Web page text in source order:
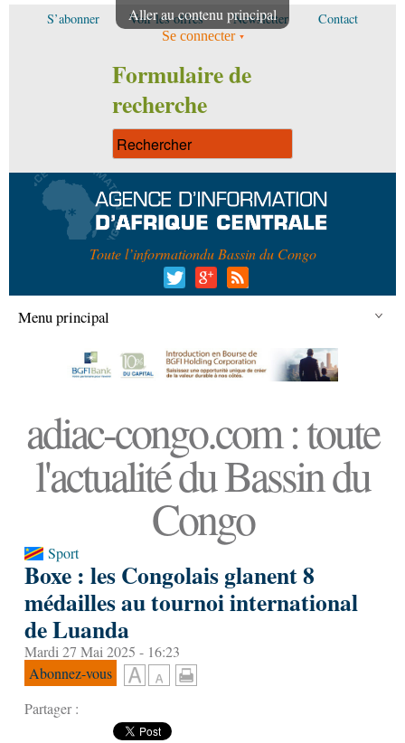
Aller au contenu principal
S’abonner Voir les offres Newsletter Contact
Se connecter
Formulaire de
recherche
Toute l’informationdu Bassin du Congo
Menu principal
adiac-congo.com : toute
l'actualité du Bassin du
Congo
Sport
Boxe : les Congolais glanent 8
médailles au tournoi international
de Luanda
Mardi 27 Mai 2025 - 16:23
Abonnez-vous
Partager :